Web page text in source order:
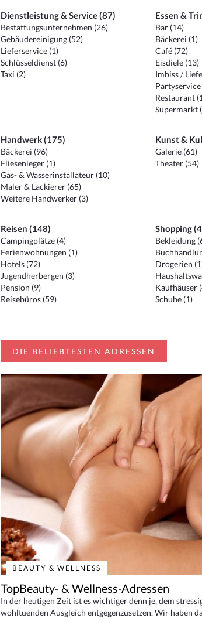
Dienstleistung & Service (87)
Bestattungsunternehmen (26)
Gebäudereinigung (52)
Lieferservice (1)
Schlüsseldienst (6)
Taxi (2)
Essen &
Bar (14)
Bäckerei (1)
Café (72)
Eisdiele (13)
Imbiss /
Partyservice
Restaurant
Supermarkt
Handwerk (175)
Bäckerei (96)
Fliesenleger (1)
Gas- & Wasserinstallateur (10)
Maler & Lackierer (65)
Weitere Handwerker (3)
Kunst &
Galerie (61)
Theater (54)
Reisen (148)
Campingplätze (4)
Ferienwohnungen (1)
Hotels (72)
Jugendherbergen (3)
Pension (9)
Reisebüros (59)
Shopping
Bekleidung
Drogerien
Kaufhäuser
Schuhe (1)
DIE BELIEBTESTEN ADRESSEN
BEAUTY & WELLNESS
TopBeauty- & Wellness-Adressen
In der heutigen Zeit ist es wichtiger denn je, dem
wohltuenden Ausgleich entgegenzusetzen. Wir haben